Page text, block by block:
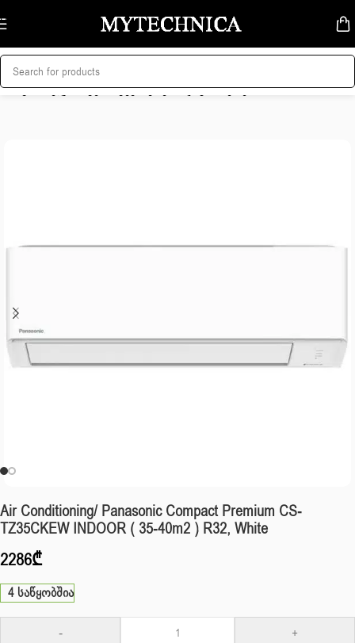
Skip to navigation
Skip to main content
მთავარი/კლიმატური ტექნიკა/კონდიციონერები
Air Conditioning/ Panasonic Compact Premium CS-
TZ35CKEW INDOOR ( 35-40m2 ) R32, White
2286₾
4 საწყობშია
- +